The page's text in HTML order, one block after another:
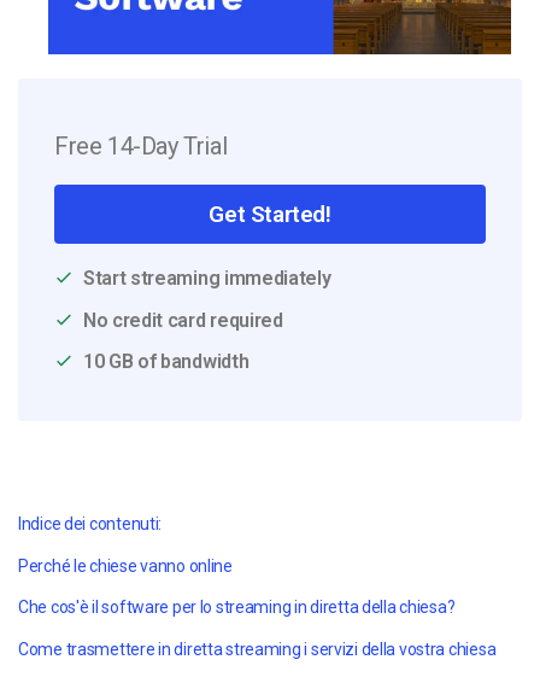
Free 14-Day Trial
Get Started!
Start streaming immediately
No credit card required
10 GB of bandwidth
Indice dei contenuti:
Perché le chiese vanno online
Che cos'è il software per lo streaming in diretta della chiesa?
Come trasmettere in diretta streaming i servizi della vostra chiesa